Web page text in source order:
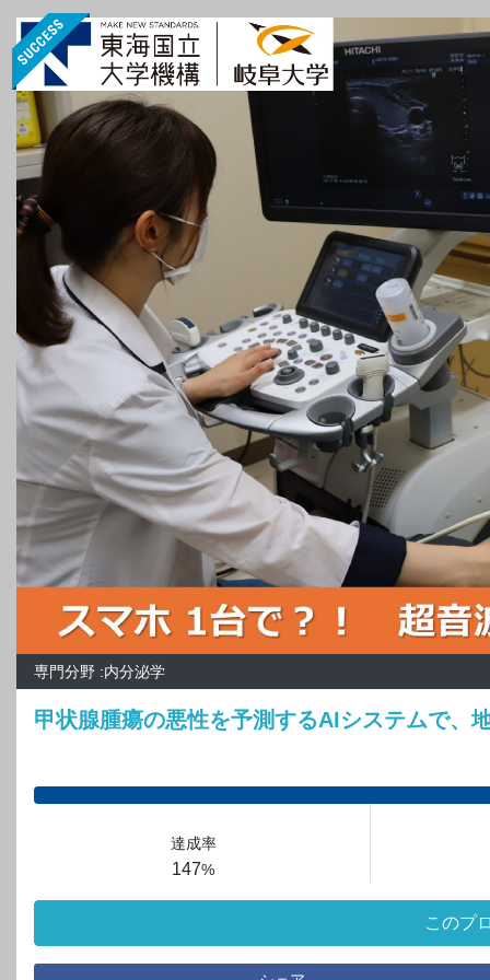
専門分野 :内分泌学
甲状腺腫瘍の悪性を予測するAIシステムで、
達成率
147%
このプ